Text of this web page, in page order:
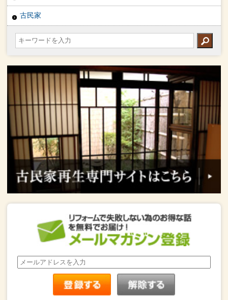
古民家